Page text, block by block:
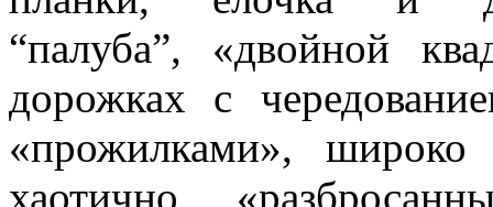
“палуба”, «двойной
дорожках с
«прожилками», широко
хаотично